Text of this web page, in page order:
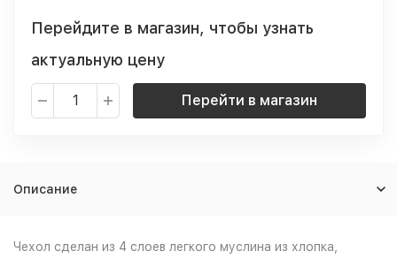
Перейдите в магазин, чтобы узнать
актуальную цену
Перейти в магазин
Описание
Чехол сделан из 4 слоев легкого муслина из хлопка,